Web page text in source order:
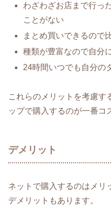
わざわざお店まで行っ
ことがない
まとめ買いできるので
種類が豊富なので自分
24時間いつでも自分の
これらのメリットを考慮す
ップで購入するのが一番コ
デメリット
ネットで購入するのはメリ
デメリットもあります。